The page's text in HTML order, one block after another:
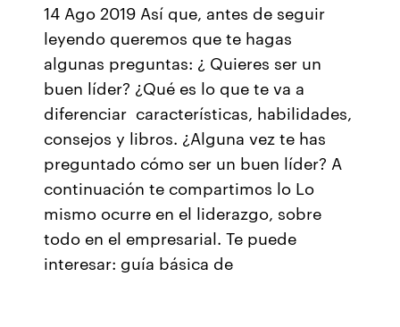
14 Ago 2019 Así que, antes de seguir
leyendo queremos que te hagas
algunas preguntas: ¿ Quieres ser un
buen líder? ¿Qué es lo que te va a
diferenciar características, habilidades,
consejos y libros. ¿Alguna vez te has
preguntado cómo ser un buen líder? A
continuación te compartimos lo Lo
mismo ocurre en el liderazgo, sobre
todo en el empresarial. Te puede
interesar: guía básica de